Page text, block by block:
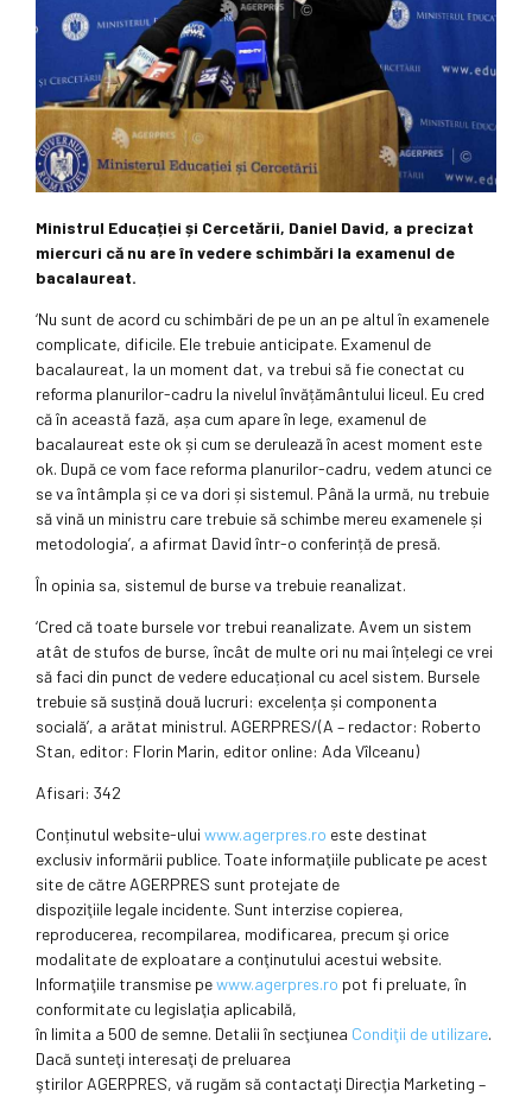
Ministrul Educației și Cercetării, Daniel David, a precizat
miercuri că nu are în vedere schimbări la examenul de
bacalaureat.
‘Nu sunt de acord cu schimbări de pe un an pe altul în examenele
complicate, dificile. Ele trebuie anticipate. Examenul de
bacalaureat, la un moment dat, va trebui să fie conectat cu
reforma planurilor-cadru la nivelul învățământului liceul. Eu cred
că în această fază, așa cum apare în lege, examenul de
bacalaureat este ok și cum se derulează în acest moment este
ok. După ce vom face reforma planurilor-cadru, vedem atunci ce
se va întâmpla și ce va dori și sistemul. Până la urmă, nu trebuie
să vină un ministru care trebuie să schimbe mereu examenele și
metodologia’, a afirmat David într-o conferință de presă.
În opinia sa, sistemul de burse va trebuie reanalizat.
‘Cred că toate bursele vor trebui reanalizate. Avem un sistem
atât de stufos de burse, încât de multe ori nu mai înțelegi ce vrei
să faci din punct de vedere educațional cu acel sistem. Bursele
trebuie să susțină două lucruri: excelența și componenta
socială’, a arătat ministrul. AGERPRES/(A – redactor: Roberto
Stan, editor: Florin Marin, editor online: Ada Vîlceanu)
Afisari: 342
Conținutul website-ului www.agerpres.ro este destinat
exclusiv informării publice. Toate informaţiile publicate pe acest
site de către AGERPRES sunt protejate de
dispoziţiile legale incidente. Sunt interzise copierea,
reproducerea, recompilarea, modificarea, precum şi orice
modalitate de exploatare a conţinutului acestui website.
Informaţiile transmise pewww.agerpres.ro pot fi preluate, în
conformitate cu legislaţia aplicabilă,
în limita a 500 de semne. Detalii în secţiunea Condiţii de utilizare.
Dacă sunteţi interesaţi de preluarea
ştirilor AGERPRES, vă rugăm să contactaţi Direcţia Marketing –